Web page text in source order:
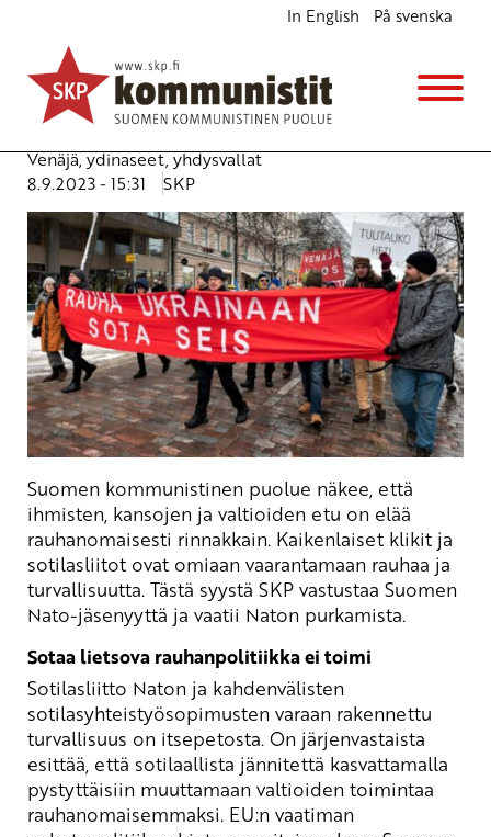
In English På svenska
Asevarainen turvallisuus on petosta
Ajankohtaista
Kannanotot
Avainsanat:Ahvenanmaa,aselepo,asevarustelu
Venäjä,ydinaseet,yhdysvallat
8.9.2023 - 15:31
SKP
Suomen kommunistinen puolue näkee, että
ihmisten, kansojen ja valtioiden etu on elää
rauhanomaisesti rinnakkain. Kaikenlaiset klikit ja
sotilasliitot ovat omiaan vaarantamaan rauhaa ja
turvallisuutta. Tästä syystä SKP vastustaa Suomen
Nato-jäsenyyttä ja vaatii Naton purkamista.
Sotaa lietsova rauhanpolitiikka ei toimi
Sotilasliitto Naton ja kahdenvälisten
sotilasyhteistyösopimusten varaan rakennettu
turvallisuus on itsepetosta. On järjenvastaista
esittää, että sotilaallista jännitettä kasvattamalla
pystyttäisiin muuttamaan valtioiden toimintaa
rauhanomaisemmaksi. EU:n vaatiman